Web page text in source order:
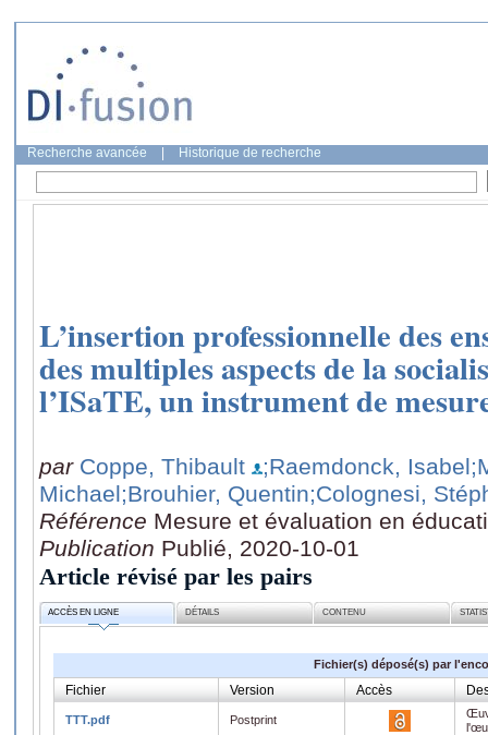
Recherche avancée Historique de recherche
L’insertion professionnelle des
des multiples aspects de la
l’ISaTE, un instrument de
par Coppe, Thibault ;Raemdonck, Isabel
Michael;Brouhier, Quentin;Colognesi,
Référence Mesure et évaluation en
Publication Publié, 2020-10-01
Article révisé par les pairs
ACCÈS EN LIGNE DÉTAILS CONTENU
Fichier(s) déposé(s) par
Fichier Version Accès
TTT.pdf Postprint